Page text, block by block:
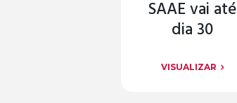
SAAE vai até
dia 30
VISUALIZAR